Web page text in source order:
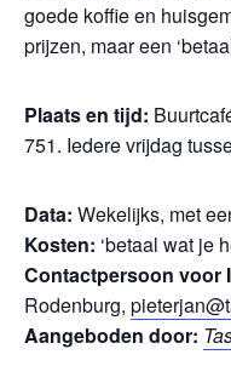
goede koffie en
prijzen, maar een
Plaats en tijd:
751. Iedere vrijdag
Data: Wekelijks, met
Kosten: ‘betaal wat je
Contactpersoon voor
Rodenburg,
Aangeboden door: